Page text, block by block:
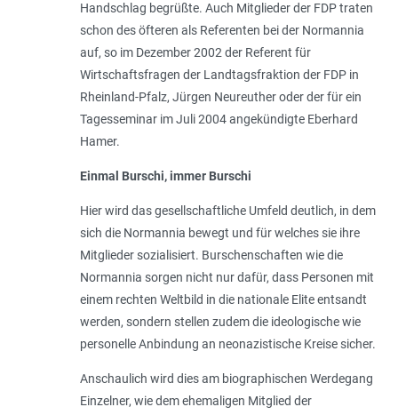
Handschlag begrüßte. Auch Mitglieder der FDP traten
schon des öfteren als Referenten bei der Normannia
auf, so im Dezember 2002 der Referent für
Wirtschaftsfragen der Landtagsfraktion der FDP in
Rheinland-Pfalz, Jürgen Neureuther oder der für ein
Tagesseminar im Juli 2004 angekündigte Eberhard
Hamer.
Einmal Burschi, immer Burschi
Hier wird das gesellschaftliche Umfeld deutlich, in dem
sich die Normannia bewegt und für welches sie ihre
Mitglieder sozialisiert. Burschenschaften wie die
Normannia sorgen nicht nur dafür, dass Personen mit
einem rechten Weltbild in die nationale Elite entsandt
werden, sondern stellen zudem die ideologische wie
personelle Anbindung an neonazistische Kreise sicher.
Anschaulich wird dies am biographischen Werdegang
Einzelner, wie dem ehemaligen Mitglied der